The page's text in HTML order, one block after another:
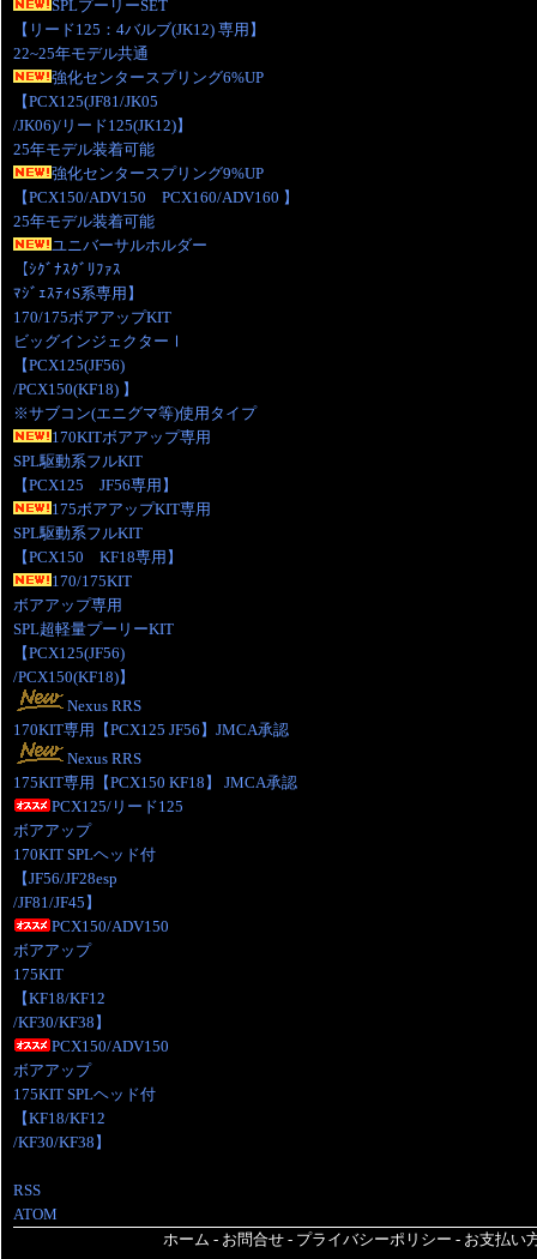
SPLプーリーSET
【リード125：4バルブ(JK12) 専用】
22~25年モデル共通
強化センタースプリング6%UP
【PCX125(JF81/JK05
/JK06)/リード125(JK12)】
25年モデル装着可能
強化センタースプリング9%UP
【PCX150/ADV150 PCX160/ADV160 】
25年モデル装着可能
ユニバーサルホルダー
【ｼｸﾞﾅｽｸﾞﾘﾌｧｽ
ﾏｼﾞｪｽﾃｨS系専用】
170/175ボアアップKIT
ビッグインジェクターⅠ
【PCX125(JF56)
/PCX150(KF18) 】
※サブコン(エニグマ等)使用タイプ
170KITボアアップ専用
SPL駆動系フルKIT
【PCX125 JF56専用】
175ボアアップKIT専用
SPL駆動系フルKIT
【PCX150 KF18専用】
170/175KIT
ボアアップ専用
SPL超軽量プーリーKIT
【PCX125(JF56)
/PCX150(KF18)】
Nexus RRS
170KIT専用【PCX125 JF56】JMCA承認
Nexus RRS
175KIT専用【PCX150 KF18】 JMCA承認
PCX125/リード125
ボアアップ
170KIT SPLヘッド付
【JF56/JF28esp
/JF81/JF45】
PCX150/ADV150
ボアアップ
175KIT
【KF18/KF12
/KF30/KF38】
PCX150/ADV150
ボアアップ
175KIT SPLヘッド付
【KF18/KF12
/KF30/KF38】
RSS
ATOM
ホーム - お問合せ - プライバシーポリシー - お支払い